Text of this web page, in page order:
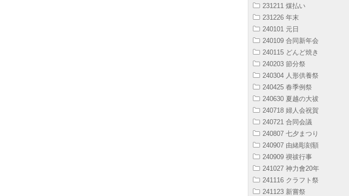
231211 煤払い
231226 年末
240101 元日
240109 合同新年会
240115 どんど焼き
240203 節分祭
240304 人形供養祭
240425 春季例祭
240630 夏越の大祓
240718 婦人会祝賀
240721 合同会議
240807 七夕まつり
240907 由緒彫刻額
240909 禊祓行事
241027 神力會20年
241116 クラフト祭
241123 新嘗祭